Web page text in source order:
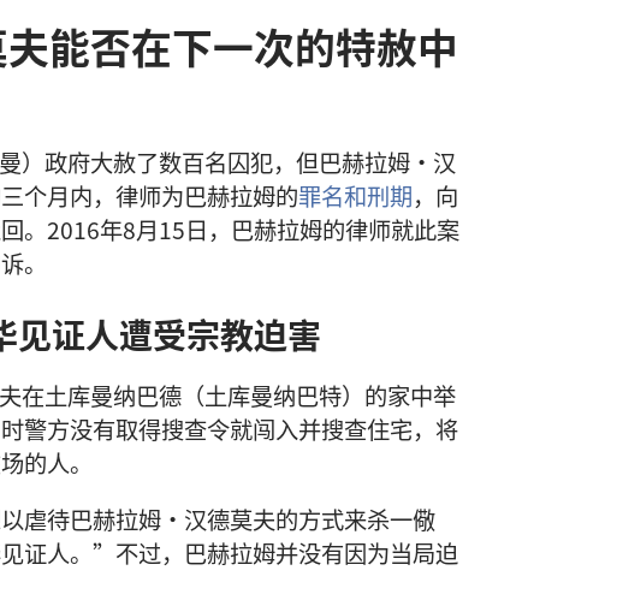
能否在下一次的特赦中
）政府大赦了数百名囚犯，但巴赫拉姆·汉
个月内，律师为巴赫拉姆的罪名和刑期，向
。2016年8月15日，巴赫拉姆的律师就此案
。
见证人遭受宗教迫害
在土库曼纳巴德（土库曼纳巴特）的家中举
警方没有取得搜查令就闯入并搜查住宅，将
的人。
虐待巴赫拉姆·汉德莫夫的方式来杀一儆
证人。”不过，巴赫拉姆并没有因为当局迫